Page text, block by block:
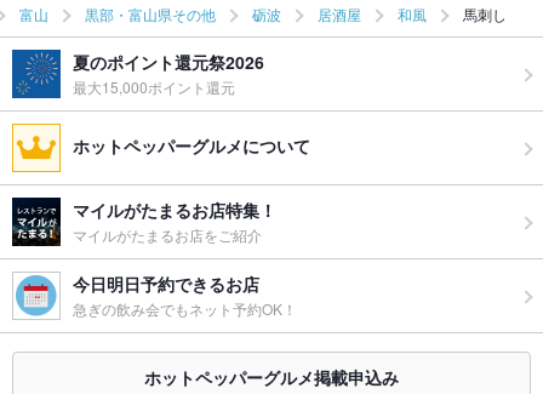
富山 黒部・富山県その他 砺波 居酒屋 和風 馬刺し
夏のポイント還元祭2026
最大15,000ポイント還元
ホットペッパーグルメについて
マイルがたまるお店特集！
マイルがたまるお店をご紹介
今日明日予約できるお店
急ぎの飲み会でもネット予約OK！
ホットペッパーグルメ掲載申込み